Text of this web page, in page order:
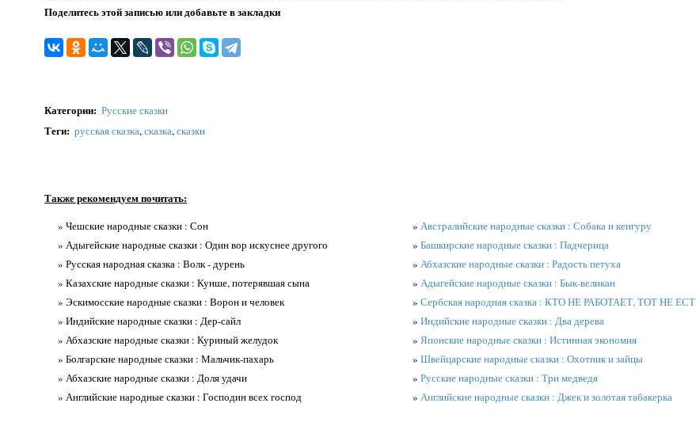
Поделитесь этой записью или добавьте в закладки
Категории: Русские сказки
Теги: русская сказка,сказка,сказки
Также рекомендуем почитать:
» Чешские народные сказки : Сон
» Адыгейские народные сказки : Один вор искуснее другого
» Русская народная сказка : Волк - дурень
» Казахские народные сказки : Кунше, потерявшая сына
» Эскимосские народные сказки : Ворон и человек
» Индийские народные сказки : Дер-сайл
» Абхазские народные сказки : Куриный желудок
» Болгарские народные сказки : Мальчик-пахарь
» Абхазские народные сказки : Доля удачи
» Английские народные сказки : Господин всех господ
» Австралийские народные сказки : Собака и кенгуру
» Башкирские народные сказки : Падчерица
» Абхазские народные сказки : Радость петуха
» Адыгейские народные сказки : Бык-великан
» Сербская народная сказка : КТО НЕ РАБОТАЕТ, ТОТ НЕ ЕСТ
» Индийские народные сказки : Два дерева
» Японские народные сказки : Истинная экономия
» Швейцарские народные сказки : Охотник и зайцы
» Русские народные сказки : Три медведя
» Английские народные сказки : Джек и золотая табакерка